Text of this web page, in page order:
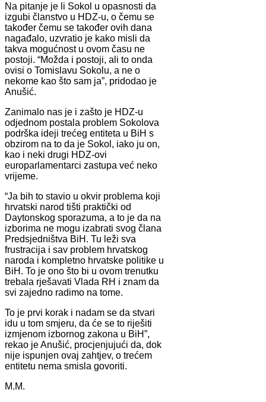
Na pitanje je li Sokol u opasnosti da
izgubi članstvo u HDZ-u, o čemu se
također čemu se također ovih dana
nagađalo, uzvratio je kako misli da
takva mogućnost u ovom času ne
postoji. “Možda i postoji, ali to onda
ovisi o Tomislavu Sokolu, a ne o
nekome kao što sam ja”, pridodao je
Anušić.
Zanimalo nas je i zašto je HDZ-u
odjednom postala problem Sokolova
podrška ideji trećeg entiteta u BiH s
obzirom na to da je Sokol, iako ju on,
kao i neki drugi HDZ-ovi
europarlamentarci zastupa već neko
vrijeme.
“Ja bih to stavio u okvir problema koji
hrvatski narod tišti praktički od
Daytonskog sporazuma, a to je da na
izborima ne mogu izabrati svog člana
Predsjedništva BiH. Tu leži sva
frustracija i sav problem hrvatskog
naroda i kompletno hrvatske politike u
BiH. To je ono što bi u ovom trenutku
trebala rješavati Vlada RH i znam da
svi zajedno radimo na tome.
To je prvi korak i nadam se da stvari
idu u tom smjeru, da će se to riješiti
izmjenom izbornog zakona u BiH”,
rekao je Anušić, procjenjujući da, dok
nije ispunjen ovaj zahtjev, o trećem
entitetu nema smisla govoriti.
M.M.